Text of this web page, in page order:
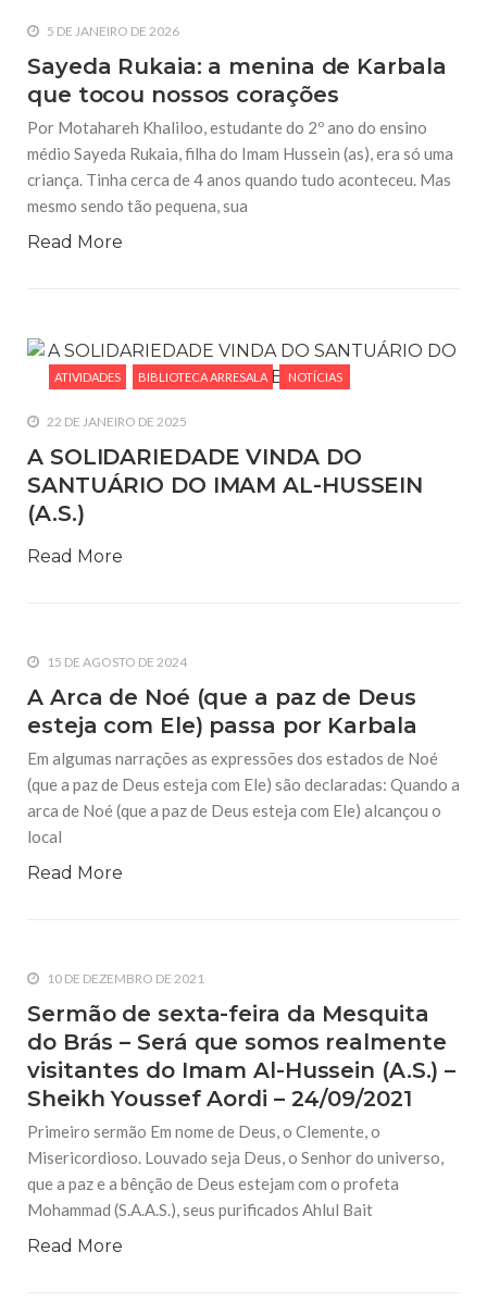
5 DE JANEIRO DE 2026
Sayeda Rukaia: a menina de Karbala
que tocou nossos corações
Por Motahareh Khaliloo, estudante do 2º ano do ensino
médio Sayeda Rukaia, filha do Imam Hussein (as), era só uma
criança. Tinha cerca de 4 anos quando tudo aconteceu. Mas
mesmo sendo tão pequena, sua
Read More
ATIVIDADES BIBLIOTECA ARRESALA NOTÍCIAS
22 DE JANEIRO DE 2025
A SOLIDARIEDADE VINDA DO
SANTUÁRIO DO IMAM AL-HUSSEIN
(A.S.)
Read More
15 DE AGOSTO DE 2024
A Arca de Noé (que a paz de Deus
esteja com Ele) passa por Karbala
Em algumas narrações as expressões dos estados de Noé
(que a paz de Deus esteja com Ele) são declaradas: Quando a
arca de Noé (que a paz de Deus esteja com Ele) alcançou o
local
Read More
10 DE DEZEMBRO DE 2021
Sermão de sexta-feira da Mesquita
do Brás – Será que somos realmente
visitantes do Imam Al-Hussein (A.S.) –
Sheikh Youssef Aordi – 24/09/2021
Primeiro sermão Em nome de Deus, o Clemente, o
Misericordioso. Louvado seja Deus, o Senhor do universo,
que a paz e a bênção de Deus estejam com o profeta
Mohammad (S.A.A.S.), seus purificados Ahlul Bait
Read More